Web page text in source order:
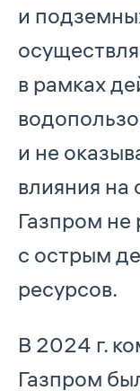
и
в рамках
и не
влияния
Газпром не
с острым
ресурсов.
В 2024 г.
Газпром